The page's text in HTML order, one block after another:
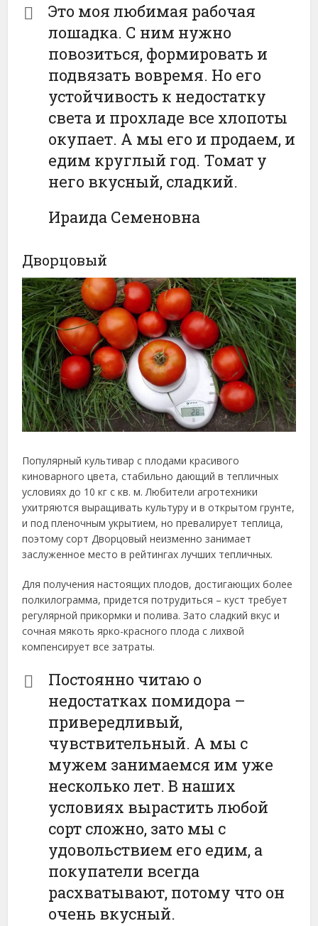
Это моя любимая рабочая
лошадка. С ним нужно
повозиться, формировать и
подвязать вовремя. Но его
устойчивость к недостатку
света и прохладе все хлопоты
окупает. А мы его и продаем, и
едим круглый год. Томат у
него вкусный, сладкий.
Ираида Семеновна
Дворцовый
Популярный культивар с плодами красивого
киноварного цвета, стабильно дающий в тепличных
условиях до 10 кг с кв. м. Любители агротехники
ухитряются выращивать культуру и в открытом грунте,
и под пленочным укрытием, но превалирует теплица,
поэтому сорт Дворцовый неизменно занимает
заслуженное место в рейтингах лучших тепличных.
Для получения настоящих плодов, достигающих более
полкилограмма, придется потрудиться – куст требует
регулярной прикормки и полива. Зато сладкий вкус и
сочная мякоть ярко-красного плода с лихвой
компенсирует все затраты.
Постоянно читаю о
недостатках помидора –
привередливый,
чувствительный. А мы с
мужем занимаемся им уже
несколько лет. В наших
условиях вырастить любой
сорт сложно, зато мы с
удовольствием его едим, а
покупатели всегда
расхватывают, потому что он
очень вкусный.